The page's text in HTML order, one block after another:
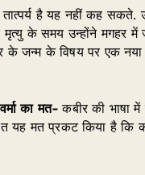
है यह नहीं कह सकते.
के समय उन्होंने मगहर में
के जन्म के विषय पर एक
का मत- कबीर की भाषा
यह मत प्रकट किया है कि